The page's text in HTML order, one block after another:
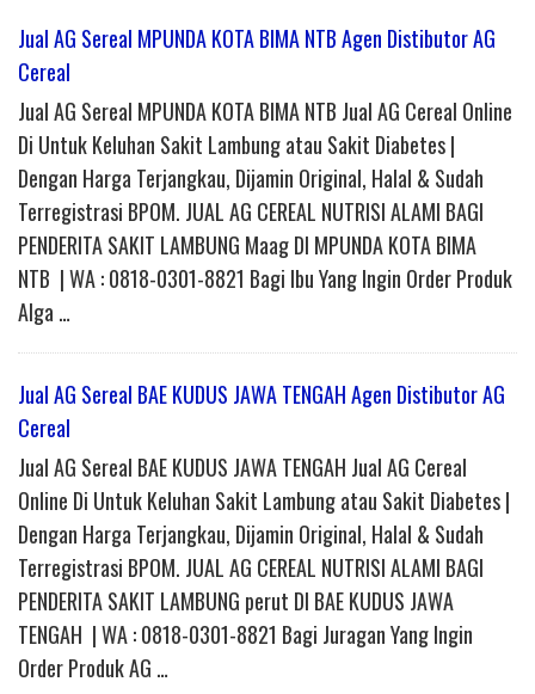
Jual AG Sereal MPUNDA KOTA BIMA NTB Agen Distibutor AG
Cereal
Jual AG Sereal MPUNDA KOTA BIMA NTB Jual AG Cereal Online
Di Untuk Keluhan Sakit Lambung atau Sakit Diabetes |
Dengan Harga Terjangkau, Dijamin Original, Halal & Sudah
Terregistrasi BPOM. JUAL AG CEREAL NUTRISI ALAMI BAGI
PENDERITA SAKIT LAMBUNG Maag DI MPUNDA KOTA BIMA
NTB | WA : 0818-0301-8821 Bagi Ibu Yang Ingin Order Produk
Alga …
Jual AG Sereal BAE KUDUS JAWA TENGAH Agen Distibutor AG
Cereal
Jual AG Sereal BAE KUDUS JAWA TENGAH Jual AG Cereal
Online Di Untuk Keluhan Sakit Lambung atau Sakit Diabetes |
Dengan Harga Terjangkau, Dijamin Original, Halal & Sudah
Terregistrasi BPOM. JUAL AG CEREAL NUTRISI ALAMI BAGI
PENDERITA SAKIT LAMBUNG perut DI BAE KUDUS JAWA
TENGAH | WA : 0818-0301-8821 Bagi Juragan Yang Ingin
Order Produk AG …